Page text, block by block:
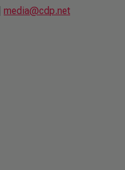
media@cdp.net